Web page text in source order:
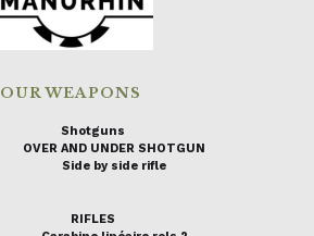
OUR WEAPONS
Shotguns
OVER AND UNDER SHOTGUN
Side by side rifle
RIFLES